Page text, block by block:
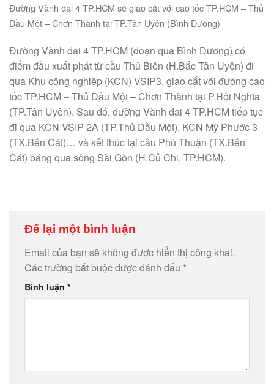
Đường Vành đai 4 TP.HCM sẽ giao cắt với cao tốc TP.HCM – Thủ
Dầu Một – Chơn Thành tại TP.Tân Uyên (Bình Dương)
Đường Vành đai 4 TP.HCM (đoạn qua Bình Dương) có
điểm đầu xuất phát từ cầu Thủ Biên (H.Bắc Tân Uyên) đi
qua Khu công nghiệp (KCN) VSIP3, giao cắt với đường cao
tốc TP.HCM – Thủ Dầu Một – Chơn Thành tại P.Hội Nghĩa
(TP.Tân Uyên). Sau đó, đường Vành đai 4 TP.HCM tiếp tục
đi qua KCN VSIP 2A (TP.Thủ Dầu Một), KCN Mỹ Phước 3
(TX.Bến Cát)… và kết thúc tại cầu Phú Thuận (TX.Bến
Cát) băng qua sông Sài Gòn (H.Củ Chi, TP.HCM).
Để lại một bình luận
Email của bạn sẽ không được hiển thị công khai.
Các trường bắt buộc được đánh dấu *
Bình luận *